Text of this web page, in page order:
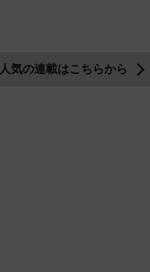
人気の連載はこちらから